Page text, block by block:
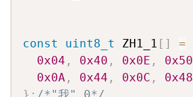
const uint8_t ZH1_1 [ ] =
0x04 , 0x40 , 0x0E , 0x50
0x0A , 0x44 , 0x0C , 0x48